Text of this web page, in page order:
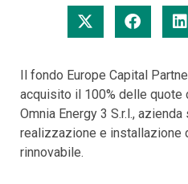
Il fondo Europe Capital
acquisito il 100% delle
Omnia Energy 3 S.r.l.,
realizzazione e installazione
rinnovabile.